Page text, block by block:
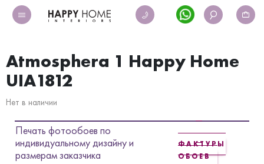
Atmosphera 1 Happy Home
UIA1812
Нет в наличии
Печать фотообоев по
индивидуальному дизайну и
размерам заказчика
ФАКТУРЫ
ОБОЕВ